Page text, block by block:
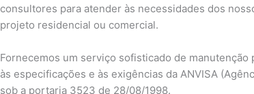
consultores para atender às necessidades dos
projeto residencial ou comercial.
Fornecemos um serviço sofisticado de
às especificações e às exigências da ANVISA
sob a portaria 3523 de 28/08/1998.